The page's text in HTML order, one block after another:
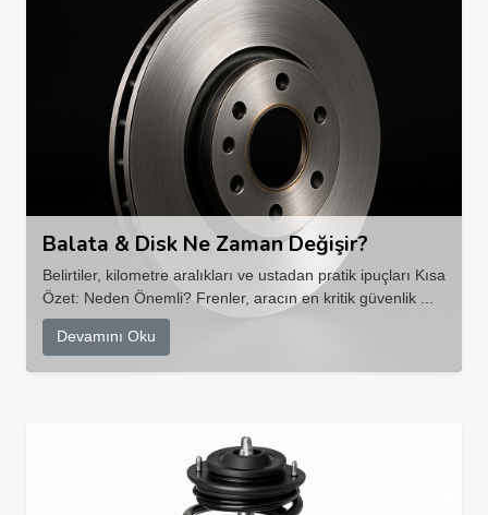
Balata & Disk Ne Zaman Değişir?
Belirtiler, kilometre aralıkları ve ustadan pratik ipuçları Kısa
Özet: Neden Önemli? Frenler, aracın en kritik güvenlik ...
Devamını Oku